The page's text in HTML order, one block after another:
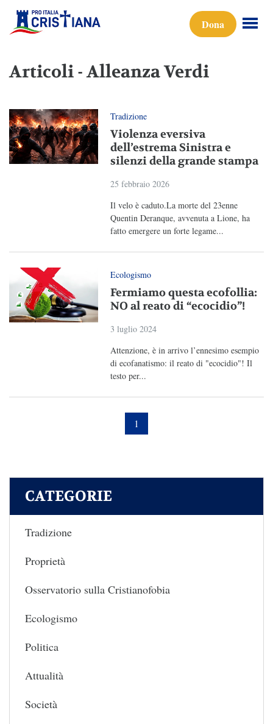
Dona
Articoli - Alleanza Verdi
Tradizione
Violenza eversiva
dell’estrema Sinistra e
silenzi della grande stampa
25 febbraio 2026
Il velo è caduto.La morte del 23enne
Quentin Deranque, avvenuta a Lione, ha
fatto emergere un forte legame...
Ecologismo
Fermiamo questa ecofollia:
NO al reato di “ecocidio”!
3 luglio 2024
Attenzione, è in arrivo l’ennesimo esempio
di ecofanatismo: il reato di "ecocidio"! Il
testo per...
1
CATEGORIE
Tradizione
Proprietà
Osservatorio sulla Cristianofobia
Ecologismo
Politica
Attualità
Società